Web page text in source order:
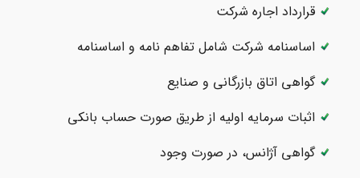
قرارداد اجاره شرکت
اساسنامه شرکت شامل تفاهم نامه و اساسنامه
گواهی اتاق بازرگانی و صنایع
اثبات سرمایه اولیه از طریق صورت حساب بانکی
گواهی آژانس، در صورت وجود